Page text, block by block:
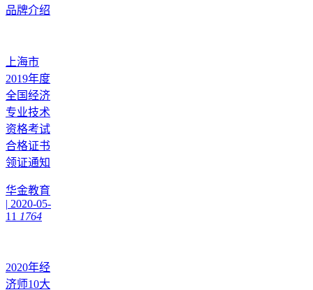
品牌介绍
上海市
2019年度
全国经济
专业技术
资格考试
合格证书
领证通知
华金教育
| 2020-05-
11 1764
2020年经
济师10大